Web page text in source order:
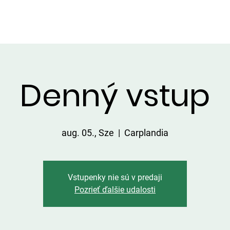
Denný vstup
aug. 05., Sze
  |
Carplandia
Vstupenky nie sú v predaji
Pozrieť ďalšie udalosti